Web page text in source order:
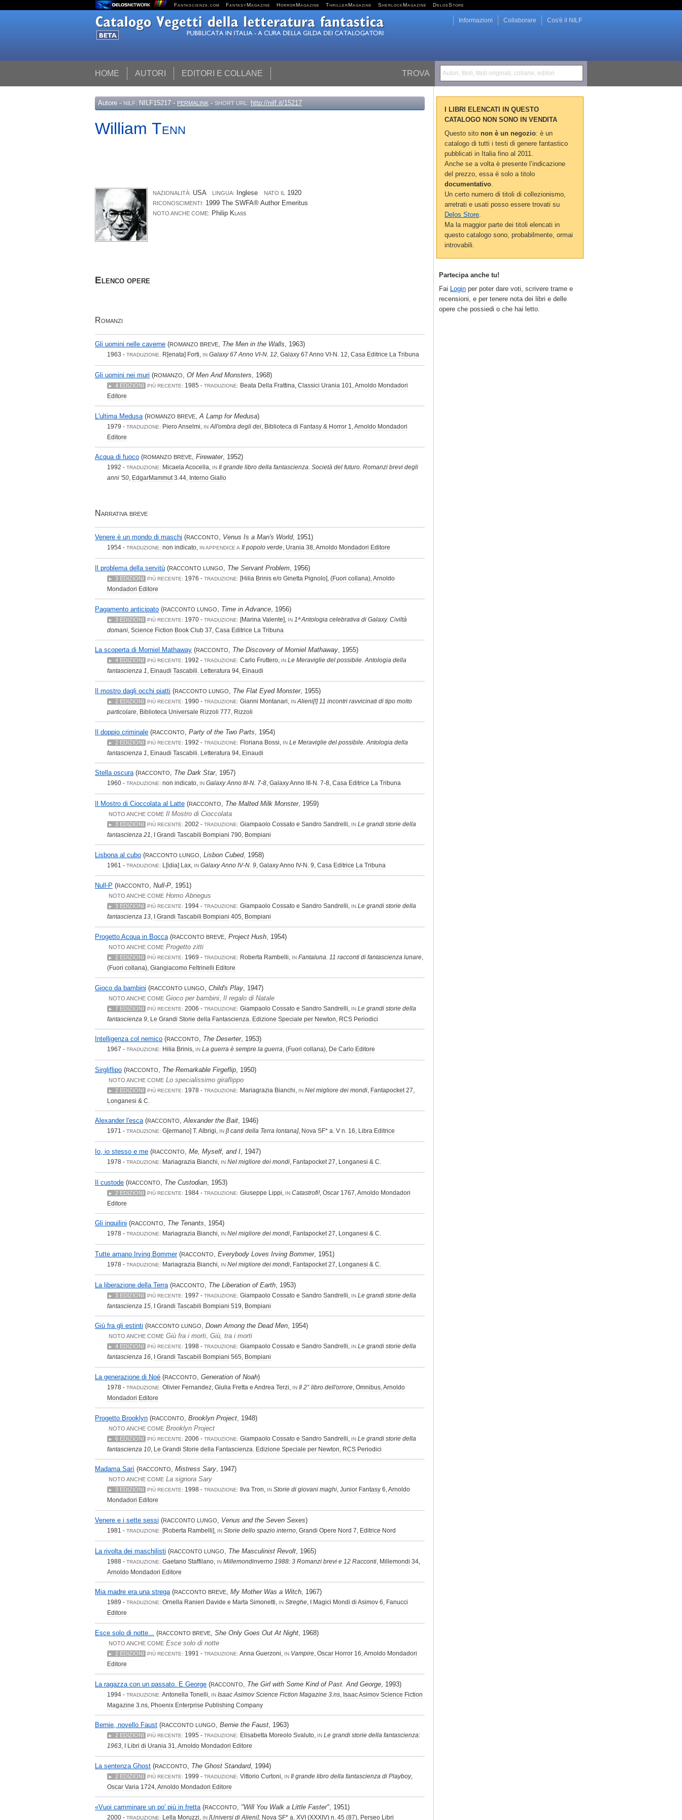
Fantascienza.com FantasyMagazine HorrorMagazine ThrillerMagazine SherlockMagazine DelosStore
TROVA Autori, titoli, titoli originali, collane, editori
HOME AUTORI EDITORI E COLLANE
Cos'è il NILF
Collaborare
Informazioni
Autore - NILF: NILF15217 - PERMALINK - SHORT URL: http://nilf.it/15217
William Tenn
NAZIONALITÀ: USA LINGUA: Inglese NATO IL 1920
RICONOSCIMENTI: 1999 The SWFA® Author Emeritus
NOTO ANCHE COME: Philip Klass
Elenco opere
Romanzi
Gli uomini nelle caverne (ROMANZO BREVE, The Men in the Walls, 1963)
1963 - TRADUZIONE: R[enata] Forti, IN Galaxy 67 Anno VI-N. 12, Galaxy 67 Anno VI-N. 12, Casa Editrice La Tribuna
Gli uomini nei muri (ROMANZO, Of Men And Monsters, 1968)
4 EDIZIONI PIÙ RECENTE: 1985 - TRADUZIONE: Beata Della Frattina, Classici Urania 101,Arnoldo Mondadori
Editore
L'ultima Medusa (ROMANZO BREVE A Lamp for Medusa)
1979 - TRADUZIONE: Piero Anselmi, IN All'ombra degli dei Biblioteca di Fantasy & Horror 1, Arnoldo Mondadori
Editore
Acqua di fuoco (ROMANZO BREVE, Firewater, 1952)
1992 - TRADUZIONE: Micaela Acocella, IN Il grande libro della fantascienza. Società del futuro. Romanzi brevi degli
anni '50, EdgarMammut3.44, Interno Giallo
Narrativa breve
Venere è un mondo di maschi (RACCONTO, Venus Is a Man's World, 1951)
1954 - TRADUZIONE: non indicato, IN APPENDICE A Il popolo verde, Urania 38,Arnoldo Mondadori Editore
Il problema della servitù (RACCONTO LUNGO The Servant Problem , 1956)
3 EDIZIONI PIÙ RECENTE: 1976 - TRADUZIONE: [Hilia Brinis e/o Ginetta Pignolo], (Fuori collana),Arnoldo
Mondadori Editore
Pagamento anticipato (RACCONTO LUNGO Time in Advance , 1956)
3 EDIZIONI PIÙ RECENTE: 1970 - TRADUZIONE: [Marina Valente], IN 1ª Antologia celebrativa di Galaxy. Civiltà
domani Science Fiction Book Club 37, Casa Editrice La Tribuna
La scoperta di Morniel Mathaway (RACCONTO, The Discovery of Morniel Mathaway, 1955)
4 EDIZIONI PIÙ RECENTE: 1992 - TRADUZIONE: Carlo Fruttero, IN Le Meraviglie del possibile. Antologia della
fantascienza 1, Einaudi Tascabili. Letteratura 94, Einaudi
Il mostro dagli occhi piatti (RACCONTO LUNGO The Flat Eyed Monster, 1955)
2 EDIZIONI PIÙ RECENTE: 1990 - TRADUZIONE: Gianni Montanari, IN Alieni[!] 11 incontri ravvicinati di tipo molto
particolare, Biblioteca Universale Rizzoli 777, Rizzoli
Il doppio criminale (RACCONTO Party of the Two Parts , 1954)
2 EDIZIONI PIÙ RECENTE: 1992 - TRADUZIONE: Floriana Bossi, IN Le Meraviglie del possibile. Antologia della
fantascienza 1
Einaudi Tascabili. Letteratura 94, Einaudi
Stella oscura(RACCONTO, The Dark Star, 1957)
1960 - TRADUZIONE: non indicato, IN Galaxy Anno III-N. 7-8, GalaxyAnno III-N. 7-8, Casa Editrice La Tribuna
Il Mostro di Cioccolata al Latte (RACCONTO The Malted Milk Monster, 1959)
NOTO ANCHE COME Il Mostro di Cioccolata
3 EDIZIONI PIÙ RECENTE: 2002 - TRADUZIONE: Giampaolo Cossato e Sandro Sandrelli, IN Le grandi storie della
fantascienza 21, I Grandi Tascabili Bompiani 790, Bompiani
Lisbona al cubo (RACCONTO LUNGO Lisbon Cubed, 1958)
1961 - TRADUZIONE: L[idia] Lax, IN Galaxy Anno IV-N. 9 GalaxyAnno IV-N. 9, Casa Editrice La Tribuna
Null-P (RACCONTO, Null-P, 1951)
NOTO ANCHE COME Homo Abnegus
3 EDIZIONI PIÙ RECENTE: 1994 - TRADUZIONE: Giampaolo Cossato e Sandro Sandrelli, IN Le grandi storie della
fantascienza 13, I Grandi Tascabili Bompiani 405, Bompiani
Progetto Acqua in Bocca (RACCONTO BREVE Project Hush , 1954)
NOTO ANCHE COME Progetto zitti
2 EDIZIONI PIÙ RECENTE: 1969 - TRADUZIONE: Roberta Rambelli, IN Fantaluna. 11 racconti di fantascienza lunare,
(Fuori collana), Giangiacomo Feltrinelli Editore
Gioco da bambini (RACCONTO LUNGO Child's Play , 1947)
NOTO ANCHE COME Gioco per bambini, Il regalo di Natale
7 EDIZIONI PIÙ RECENTE: 2006 - TRADUZIONE: Giampaolo Cossato e Sandro Sandrelli, IN Le grandi storie della
fantascienza 9 Le Grandi Storie della Fantascienza. Edizione Speciale per Newton RCS Periodici
Intelligenza col nemico (RACCONTO, The Deserter, 1953)
1967 - TRADUZIONE: Hilia Brinis, IN La guerra è sempre la guerra, (Fuori collana), De Carlo Editore
Sirgliflipo (RACCONTO The Remarkable Firgeflip , 1950)
NOTO ANCHE COME Lo specialissimo giraflippo
2 EDIZIONI PIÙ RECENTE: 1978 - TRADUZIONE: Mariagrazia Bianchi, IN Nel migliore dei mondi, Fantapocket27,
Longanesi & C.
Alexander l'esca(RACCONTO,Alexander the Bait, 1946)
1971 - TRADUZIONE: G[ermano] T. Albrigi, IN [I canti della Terra lontana], Nova SF* a. V n. 16, Libra Editrice
Io, io stesso e me (RACCONTO, Me, Myself, and I, 1947)
1978 - TRADUZIONE: Mariagrazia Bianchi, IN Nel migliore dei mondi, Fantapocket27, Longanesi & C.
Il custode (RACCONTO The Custodian , 1953)
2 EDIZIONI PIÙ RECENTE: 1984 - TRADUZIONE: Giuseppe Lippi, IN Catastrofi!, Oscar 1767, Arnoldo Mondadori
Editore
Gli inquilini (RACCONTO, The Tenants, 1954)
1978 - TRADUZIONE: Mariagrazia Bianchi, IN Nel migliore dei mondi, Fantapocket27, Longanesi & C.
Tutte amano Irving Bommer(RACCONTO, Everybody Loves Irving Bommer, 1951)
1978 - TRADUZIONE: Mariagrazia Bianchi, IN Nel migliore dei mondi, Fantapocket27, Longanesi & C.
La liberazione della Terra (RACCONTO The Liberation of Earth , 1953)
3 EDIZIONI PIÙ RECENTE: 1997 - TRADUZIONE: Giampaolo Cossato e Sandro Sandrelli, IN Le grandi storie della
fantascienza 15 I Grandi Tascabili Bompiani 519, Bompiani
Giù fra gli estinti (RACCONTO LUNGO, Down Among the Dead Men, 1954)
NOTO ANCHE COME Giù fra i morti, Giù, tra i morti
4 EDIZIONI PIÙ RECENTE: 1998 - TRADUZIONE: Giampaolo Cossato e Sandro Sandrelli, IN Le grandi storie della
fantascienza 16, I Grandi Tascabili Bompiani 565, Bompiani
La generazione di Noé (RACCONTO, Generation of Noah)
1978 - TRADUZIONE: Olivier Fernandez, Giulia Fretta e Andrea Terzi, IN Il 2° libro dell'orrore, Omnibus,Arnoldo
Mondadori Editore
Progetto Brooklyn (RACCONTO Brooklyn Project , 1948)
NOTO ANCHE COME Brooklyn Project
6 EDIZIONI PIÙ RECENTE: 2006 - TRADUZIONE: Giampaolo Cossato e Sandro Sandrelli, IN Le grandi storie della
fantascienza 10 Le Grandi Storie della Fantascienza. Edizione Speciale per Newton RCS Periodici
Madama Sarí (RACCONTO, Mistress Sary, 1947)
NOTO ANCHE COME La signora Sary
3 EDIZIONI PIÙ RECENTE: 1998 - TRADUZIONE: Ilva Tron, IN Storie di giovani maghi, Junior Fantasy 6,Arnoldo
Mondadori Editore
Venere e i sette sessi (RACCONTO LUNGO, Venus and the Seven Sexes)
1981 - TRADUZIONE: [Roberta Rambelli], IN Storie dello spazio interno, Grandi Opere Nord 7, Editrice Nord
La rivolta dei maschilisti (RACCONTO LUNGO The Masculinist Revolt , 1965)
1988 - TRADUZIONE: Gaetano Staffilano, IN Millemondinverno 1988: 3 Romanzi brevi e 12 Racconti Millemondi 34,
Arnoldo Mondadori Editore
Mia madre era una strega(RACCONTO BREVE, My Mother Was a Witch, 1967)
1989 - TRADUZIONE: Ornella Ranieri Davide e Marta Simonetti, IN Streghe, I Magici Mondi di Asimov 6, Fanucci
Editore
Esce solo di notte... (RACCONTO BREVE, She Only Goes Out At Night, 1968)
NOTO ANCHE COME Esce solo di notte
2 EDIZIONI PIÙ RECENTE: 1991 - TRADUZIONE: Anna Guerzoni, IN Vampire, Oscar Horror 16,Arnoldo Mondadori
Editore
La ragazza con un passato. E George (RACCONTO The Girl with Some Kind of Past. And George , 1993)
1994 - TRADUZIONE: Antonella Tonelli, IN Isaac Asimov Science Fiction Magazine 3.ns Isaac Asimov Science Fiction
Magazine 3.ns, Phoenix Enterprise Publishing Company
Bernie, novello Faust (RACCONTO LUNGO, Bernie the Faust, 1963)
2 EDIZIONI PIÙ RECENTE: 1995 - TRADUZIONE: Elisabetta Moreolo Svaluto, IN Le grandi storie della fantascienza:
1963, I Libri di Urania 31,Arnoldo Mondadori Editore
La sentenza Ghost (RACCONTO The Ghost Standard, 1994)
2 EDIZIONI PIÙ RECENTE: 1999 - TRADUZIONE: Vittorio Curtoni, IN Il grande libro della fantascienza di Playboy,
Oscar Varia 1724,Arnoldo Mondadori Editore
«Vuoi camminare un po' più in fretta (RACCONTO "Will You Walk a Little Faster" , 1951)
2000 - TRADUZIONE: Lella Moruzzi, IN [Universi di Alieni], Nova SF* a. XVI (XXXIV) n. 45 (87), Perseo Libri
I LIBRI ELENCATI IN QUESTO
CATALOGO NON SONO IN VENDITA
Questo sito non è un negozio: è un
catalogo di tutti i testi di genere fantastico
pubblicati in Italia fino al 2011.
Anche se a volta è presente l’indicazione
del prezzo, essa è solo a titolo
documentativo
Un certo numero di titoli di collezionismo,
arretrati e usati posso essere trovati su
Delos Store
Ma la maggior parte dei titoli elencati in
questo catalogo sono, probabilmente, ormai
introvabili.
Partecipa anche tu!
Fai Login per poter dare voti, scrivere trame e
recensioni, e per tenere nota dei libri e delle
opere che possiedi o che hai letto.